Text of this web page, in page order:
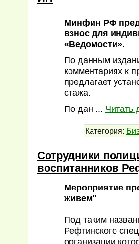
Минфин РФ
взнос для
«Ведомости».
По данным
комментариях к
предлагает
стажа.
По дан ... Читать
Категория:
Сотрудники
воспитанников
Мероприятие
живем"
Под таким
Рефтинского
организации